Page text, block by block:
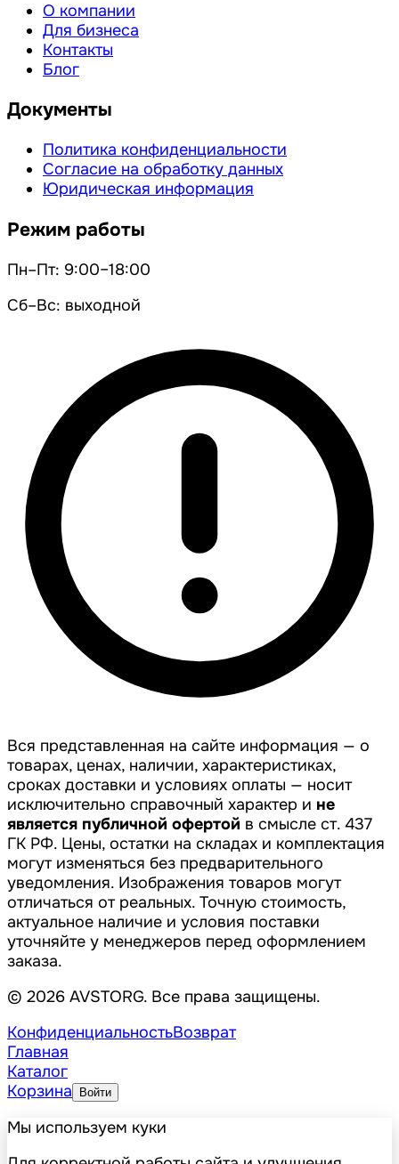
О компании
Для бизнеса
Контакты
Блог
Документы
Политика конфиденциальности
Согласие на обработку данных
Юридическая информация
Режим работы
Пн–Пт: 9:00–18:00
Сб–Вс: выходной
Вся представленная на сайте информация — о
товарах, ценах, наличии, характеристиках,
сроках доставки и условиях оплаты — носит
исключительно справочный характер и не
является публичной офертой в смысле ст. 437
ГК РФ. Цены, остатки на складах и комплектация
могут изменяться без предварительного
уведомления. Изображения товаров могут
отличаться от реальных. Точную стоимость,
актуальное наличие и условия поставки
уточняйте у менеджеров перед оформлением
заказа.
© 2026 AVSTORG. Все права защищены.
КонфиденциальностьВозврат
Главная
Каталог
Корзина
Войти
Мы используем куки